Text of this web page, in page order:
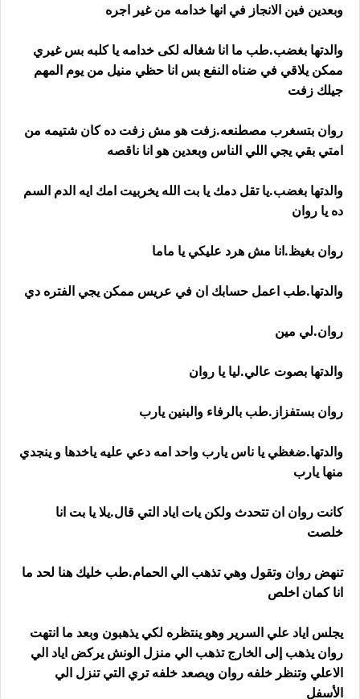
وبعدين فين الانجاز في انها خدامه من غير اجره
والدتها بغضب.طب ما انا شغاله لكى خدامه يا كلبه بس غيري
ممكن يلاقي في ضناه النفع بس انا حظي منيل من يوم المهم
جيلك زفت
روان بتسغرب مصطنعه.زفت هو مش زفت ده كان شتيمه من
امتي بقي يجي اللي الناس وبعدين هو انا ناقصه
والدتها بغضب.يا تقل دمك يا بت الله يخربيت امك ايه الدم السم
ده يا روان
روان بغيظ.انا مش هرد عليكي يا ماما
والدتها.طب اعمل حسابك ان في عريس ممكن يجي الفتره دي
روان.لي مين
والدتها بصوت عالي.ليا يا روان
روان بستفزاز.طب بالرفاء والبنين يارب
والدتها.ضغظي يا ناس يارب واحد امه دعي عليه ياخدها و ينجدي
منها يارب
كانت روان ان تتحدث ولكن يات اياد التي قال.يلا يا بت انا
خلصت
تنهض روان وتقول وهي تذهب الي الحمام.طب خليك هنا لحد ما
انا كمان اخلص
يجلس اياد علي السرير وهو ينتظره لكي يذهبون وبعد ما انتهت
روان يذهب إلى الخارج تذهب الي منزل الونش يركض اياد الي
الاعلي وتنظر خلفه روان ويصعد خلفه تري التي تنزل الي
الأسفل